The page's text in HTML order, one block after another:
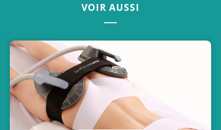
VOIR AUSSI